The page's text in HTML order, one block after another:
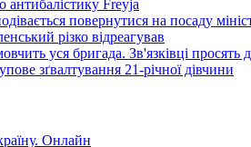
антибалістику Freyja
повернутися на посаду
різко відреагував
уся бригада. Зв'язківці просять
зґвалтування 21-річної дівчини